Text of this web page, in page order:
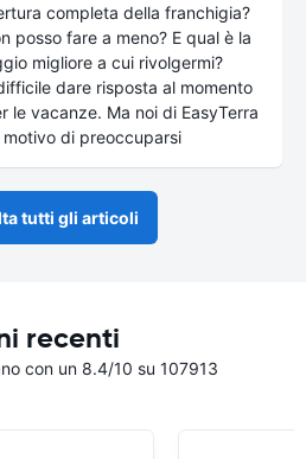
completa della franchigia?
posso fare a meno? E qual è la
migliore a cui rivolgermi?
dare risposta al momento
le vacanze. Ma noi di EasyTerra
di preoccuparsi
tutti gli articoli
recenti
con un 8.4/10 su 107913